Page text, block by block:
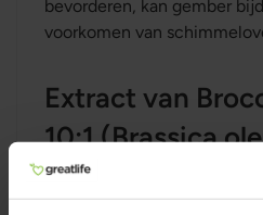
bevorderen, kan gember
voorkomen van
Extract van
10:1 (Brassica
Broccolikiemen zijn rijk aan
krachtige antioxidant die